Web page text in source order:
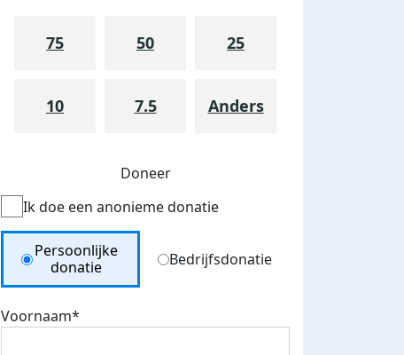
75 50 25
10 7.5 Anders
Doneer
Ik doe een anonieme donatie
Donation Type
Persoonlijke
donatie
Bedrijfsdonatie
Voornaam*